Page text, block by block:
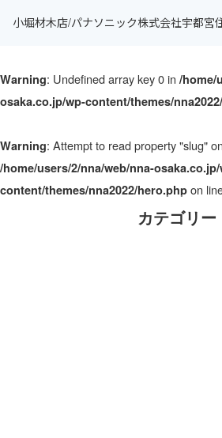
小堀材木店/パナソニック株式会社宇都宮
Warning: Undefined array key 0 in /home/
osaka.co.jp/wp-content/themes/
Warning: Attempt to read property "slug"
/home/users/2/nna/web/nna-
content/themes/nna2022/hero.php on
カテゴリー